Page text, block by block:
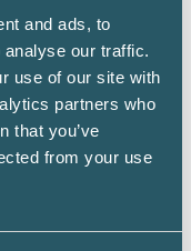
and ads, to
our traffic.
use of our site with
partners who
that you’ve
from your use
en post till en
inte göras.
(och
så pass
löneskatt
blir